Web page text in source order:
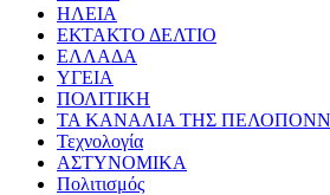
ΗΛΕΙΑ
ΕΚΤΑΚΤΟ ΔΕΛΤΙΟ
ΕΛΛΑΔΑ
ΥΓΕΙΑ
ΠΟΛΙΤΙΚΗ
ΤΑ ΚΑΝΑΛΙΑ ΤΗΣ
Τεχνολογία
ΑΣΤΥΝΟΜΙΚΑ
Πολιτισμός